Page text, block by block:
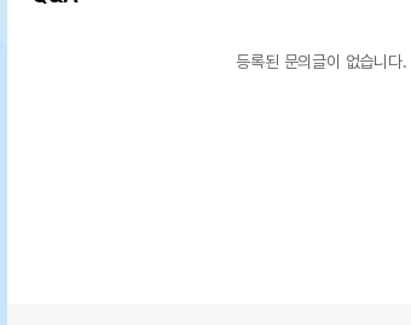
등록된 문의글이 없습니다.